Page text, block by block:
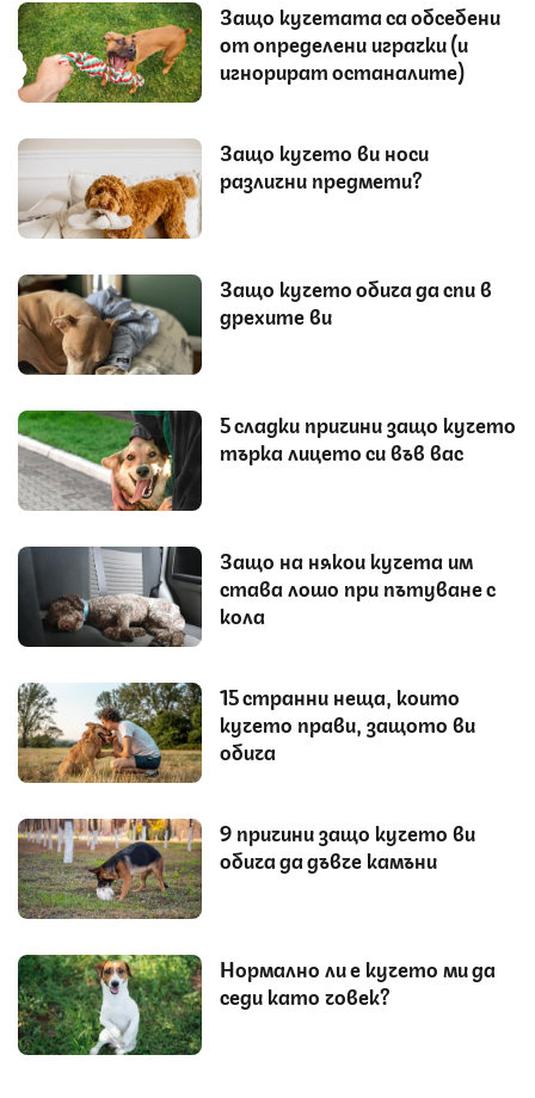
Защо кучетата са обсебени
от определени играчки (и
игнорират останалите)
Защо кучето ви носи
различни предмети?
Защо кучето обича да спи в
дрехите ви
5 сладки причини защо кучето
търка лицето си във вас
Защо на някои кучета им
става лошо при пътуване с
кола
15 странни неща, които
кучето прави, защото ви
обича
9 причини защо кучето ви
обича да дъвче камъни
Нормално ли е кучето ми да
седи като човек?